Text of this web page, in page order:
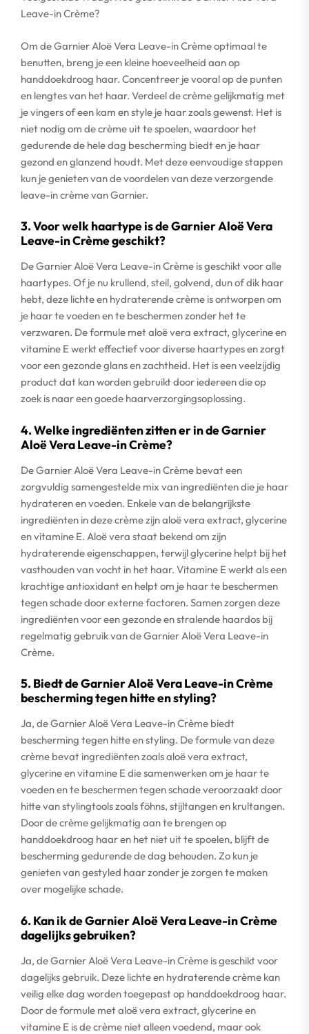
Leave-in Crème?
Om de Garnier Aloë Vera Leave-in Crème optimaal te
benutten, breng je een kleine hoeveelheid aan op
handdoekdroog haar. Concentreer je vooral op de punten
en lengtes van het haar. Verdeel de crème gelijkmatig met
je vingers of een kam en style je haar zoals gewenst. Het is
niet nodig om de crème uit te spoelen, waardoor het
gedurende de hele dag bescherming biedt en je haar
gezond en glanzend houdt. Met deze eenvoudige stappen
kun je genieten van de voordelen van deze verzorgende
leave-in crème van Garnier.
3. Voor welk haartype is de Garnier Aloë Vera
Leave-in Crème geschikt?
De Garnier Aloë Vera Leave-in Crème is geschikt voor alle
haartypes. Of je nu krullend, steil, golvend, dun of dik haar
hebt, deze lichte en hydraterende crème is ontworpen om
je haar te voeden en te beschermen zonder het te
verzwaren. De formule met aloë vera extract, glycerine en
vitamine E werkt effectief voor diverse haartypes en zorgt
voor een gezonde glans en zachtheid. Het is een veelzijdig
product dat kan worden gebruikt door iedereen die op
zoek is naar een goede haarverzorgingsoplossing.
4. Welke ingrediënten zitten er in de Garnier
Aloë Vera Leave-in Crème?
De Garnier Aloë Vera Leave-in Crème bevat een
zorgvuldig samengestelde mix van ingrediënten die je haar
hydrateren en voeden. Enkele van de belangrijkste
ingrediënten in deze crème zijn aloë vera extract, glycerine
en vitamine E. Aloë vera staat bekend om zijn
hydraterende eigenschappen, terwijl glycerine helpt bij het
vasthouden van vocht in het haar. Vitamine E werkt als een
krachtige antioxidant en helpt om je haar te beschermen
tegen schade door externe factoren. Samen zorgen deze
ingrediënten voor een gezonde en stralende haardos bij
regelmatig gebruik van de Garnier Aloë Vera Leave-in
Crème.
5. Biedt de Garnier Aloë Vera Leave-in Crème
bescherming tegen hitte en styling?
Ja, de Garnier Aloë Vera Leave-in Crème biedt
bescherming tegen hitte en styling. De formule van deze
crème bevat ingrediënten zoals aloë vera extract,
glycerine en vitamine E die samenwerken om je haar te
voeden en te beschermen tegen schade veroorzaakt door
hitte van stylingtools zoals föhns, stijltangen en krultangen.
Door de crème gelijkmatig aan te brengen op
handdoekdroog haar en het niet uit te spoelen, blijft de
bescherming gedurende de dag behouden. Zo kun je
genieten van gestyled haar zonder je zorgen te maken
over mogelijke schade.
6. Kan ik de Garnier Aloë Vera Leave-in Crème
dagelijks gebruiken?
Ja, de Garnier Aloë Vera Leave-in Crème is geschikt voor
dagelijks gebruik. Deze lichte en hydraterende crème kan
veilig elke dag worden toegepast op handdoekdroog haar.
Door de formule met aloë vera extract, glycerine en
vitamine E is de crème niet alleen voedend, maar ook